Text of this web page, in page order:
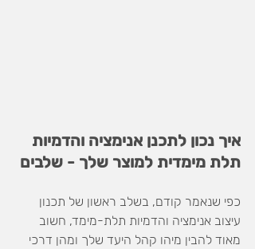
איך נכון לתכנן אנימציה והדמיות
תלת מימדית למוצר שלך - שלבים
כפי שנאמר קודם, בשלב ראשון של תכנון
עיצוב אנימציה והדמיות תלת-מימד, חשוב
מאוד להבין מיהו קהל היעד שלך ומהן דרכי